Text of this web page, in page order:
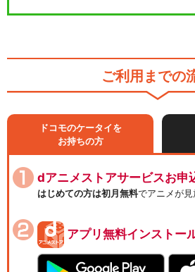
ご利用までの
ドコモのケータイを
お持ちの方
dアニメストアサービスお申
はじめての方は初月無料でアニメが見
アプリ無料インストー